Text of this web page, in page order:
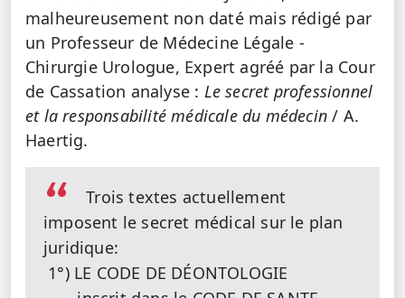
malheureusement non daté mais rédigé par
un Professeur de Médecine Légale -
Chirurgie Urologue, Expert agréé par la Cour
de Cassation analyse : Le secret professionnel
et la responsabilité médicale du médecin / A.
Haertig.
Trois textes actuellement
imposent le secret médical sur le plan
juridique:
1°) LE CODE DE DÉONTOLOGIE